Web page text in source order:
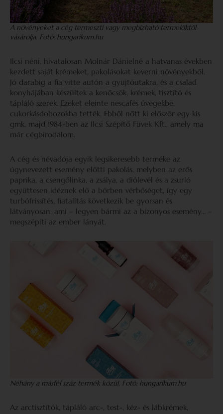
A növényeket a cég termeszti vagy megbízható termelőktől
vásárolja. Fotó: hungarikum.hu
Ilcsi néni, hivatalosan Molnár Dánielné a hatvanas években
kezdett saját krémeket, pakolásokat keverni növényekből.
Jó darabig a fia vitte autón a gyüjtőutakra, és a család
konyhájában készültek a kenőcsök, krémek, tisztító és
tápláló szerek. Ezeket eleinte nescafés üvegekbe,
cukorkásdobozokba tették. Ebből nőtt ki először egy kis
gmk, majd 1984-ben az Ilcsi Szépítő Füvek Kft., amely ma
már cégbirodalom.
A cég és névadója egyik legsikeresebb terméke az
úgynevezett esemény előtti pakolás, melyben az erős
paprika, a csengőlinka, a zsálya, a diólevél és a zsurló
együttesen idéznek elő a bőrben vérbőséget, így egy
turbófrissítés, fiatalítás következik be gyorsan és
látványosan, ami – legyen bármi az a bizonyos esemény… –
megszépíti az ember lányát.
Néhány a másfél száz termék közül. Fotó: hungarikum.hu
Az arctisztítók, tápláló arc-, test-, kéz- és lábkrémek,